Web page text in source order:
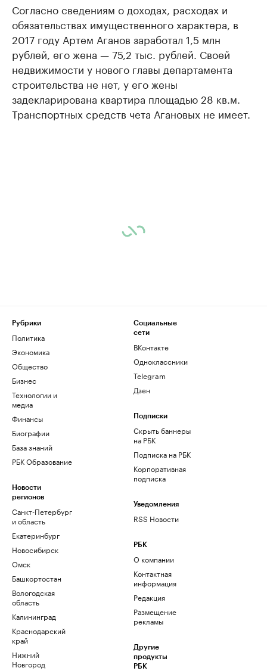
Согласно сведениям о доходах, расходах и
обязательствах имущественного характера, в
2017 году Артем Аганов заработал 1,5 млн
рублей, его жена — 75,2 тыс. рублей. Своей
недвижимости у нового главы департамента
строительства не нет, у его жены
задекларирована квартира площадью 28 кв.м.
Транспортных средств чета Агановых не имеет.
Рубрики
Политика
Экономика
Общество
Бизнес
Технологии и
медиа
Финансы
Биографии
База знаний
РБК Образование
Новости
регионов
Санкт-Петербург
и область
Екатеринбург
Новосибирск
Омск
Башкортостан
Вологодская
область
Калининград
Краснодарский
край
Нижний
Новгород
Социальные
сети
ВКонтакте
Одноклассники
Telegram
Дзен
Подписки
Скрыть баннеры
на РБК
Подписка на РБК
Корпоративная
подписка
Уведомления
RSS Новости
РБК
О компании
Контактная
информация
Редакция
Размещение
рекламы
Другие
продукты
РБК